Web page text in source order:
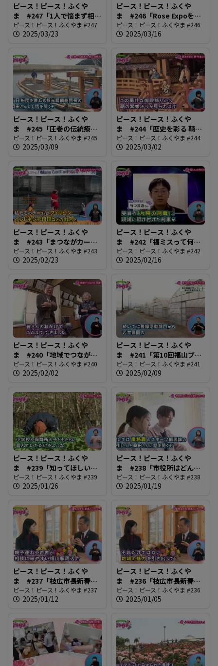
ピース！ピース！ふくや
ま #247「1人で悩まず相談
を」
ピース！ピース！ふくやま #247
2025/03/23
ピース！ピース！ふくや
ま #246「Rose Expoを先
取り！」
ピース！ピース！ふくやま #246
2025/03/16
ピース！ピース！ふくや
ま #245「圧巻の伝統療法
鞆の浦観光鯛網」
ピース！ピース！ふくやま #245
2025/03/09
ピース！ピース！ふくや
ま #244「歴史を彩る 鞆・
町並ひな祭」
ピース！ピース！ふくやま #244
2025/03/02
ピース！ピース！ふくや
ま #243「まつながカープ
ヂェーに行こう」
ピース！ピース！ふくやま #243
2025/02/23
ピース！ピース！ふくや
ま #242「福ミスって何だ
ろう？」
ピース！ピース！ふくやま #242
2025/02/16
ピース！ピース！ふくや
ま #240「地域でつながる
百歳体操」
ピース！ピース！ふくやま #240
2025/02/02
ピース！ピース！ふくや
ま #241「第10回福山ブラ
ンド決定！」
ピース！ピース！ふくやま #241
2025/02/09
ピース！ピース！ふくや
ま #239「知ってほしい学
校給食」
ピース！ピース！ふくやま #239
2025/01/26
ピース！ピース！ふくや
ま #238「市役所はどんな
仕事しているの？」
ピース！ピース！ふくやま #238
2025/01/19
ピース！ピース！ふくや
ま #237「枝広市長新春イ
ンタビュー後編」
ピース！ピース！ふくやま #237
2025/01/12
ピース！ピース！ふくや
ま #236「枝広市長新春イ
ンタビュー前編」
ピース！ピース！ふくやま #236
2025/01/05